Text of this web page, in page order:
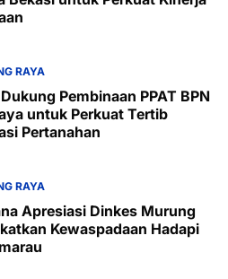
RAYA
Pembinaan PPAT BPN
untuk Perkuat Tertib
Pertanahan
RAYA
Apresiasi Dinkes Murung
Kewaspadaan Hadapi